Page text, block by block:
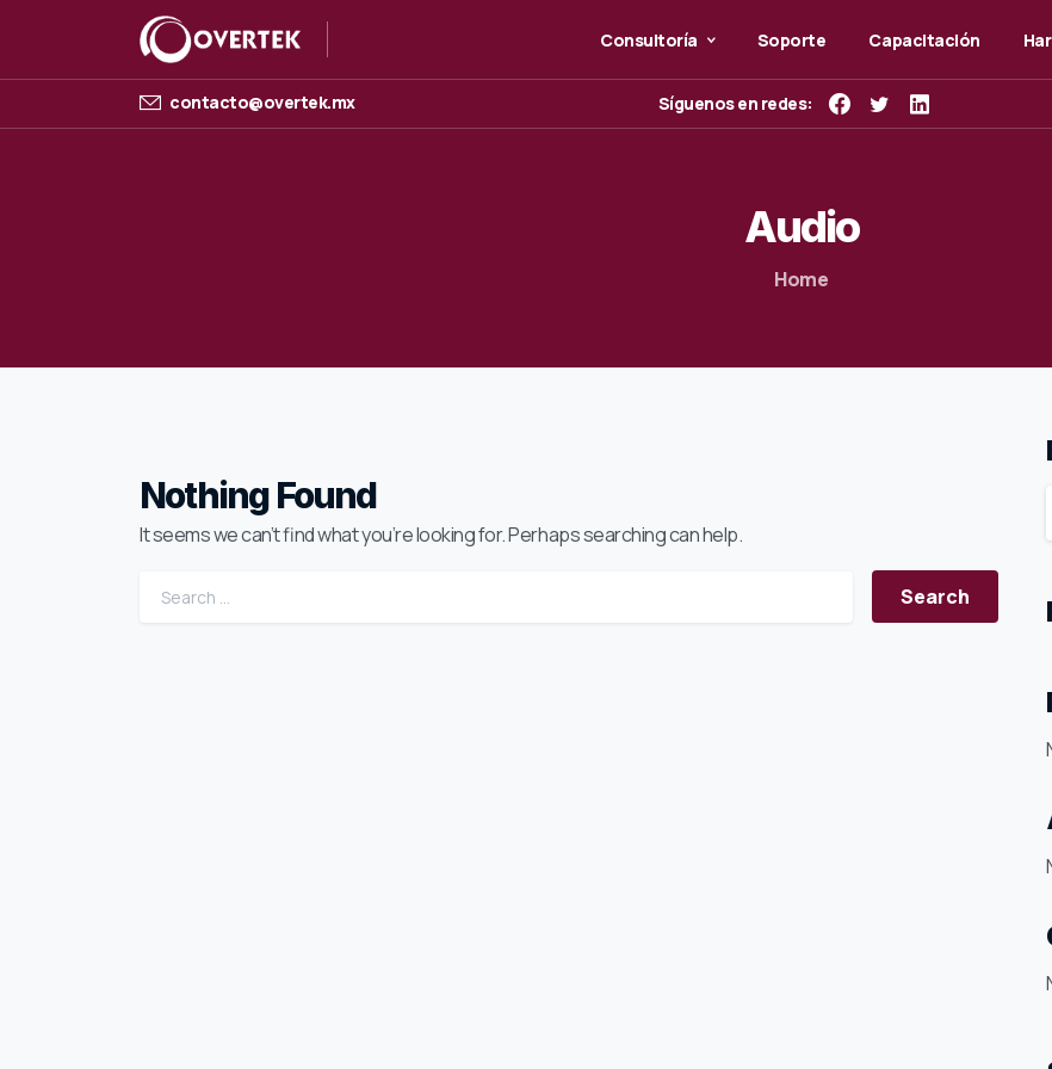
Consultoría Soporte Capacitación
contacto@overtek.mx Síguenos en redes:
Audio
Home
Nothing Found
It seems we can’t find what you’re looking for. Perhaps searching can help.